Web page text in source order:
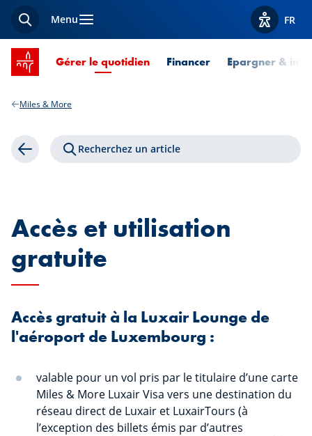
Recherche
Menu Afficher
FR
Accueil SPUERKEESS
Gérer le quotidienPage courante
Financer Epargner &
Miles & More
Retour Recherchez un article
Accès et utilisation
gratuite
Accès gratuit à la Luxair Lounge de
l'aéroport de Luxembourg :
valable pour un vol pris par le titulaire d’une carte
Miles & More Luxair Visa vers une destination du
réseau direct de Luxair et LuxairTours (à
l’exception des billets émis par d’autres